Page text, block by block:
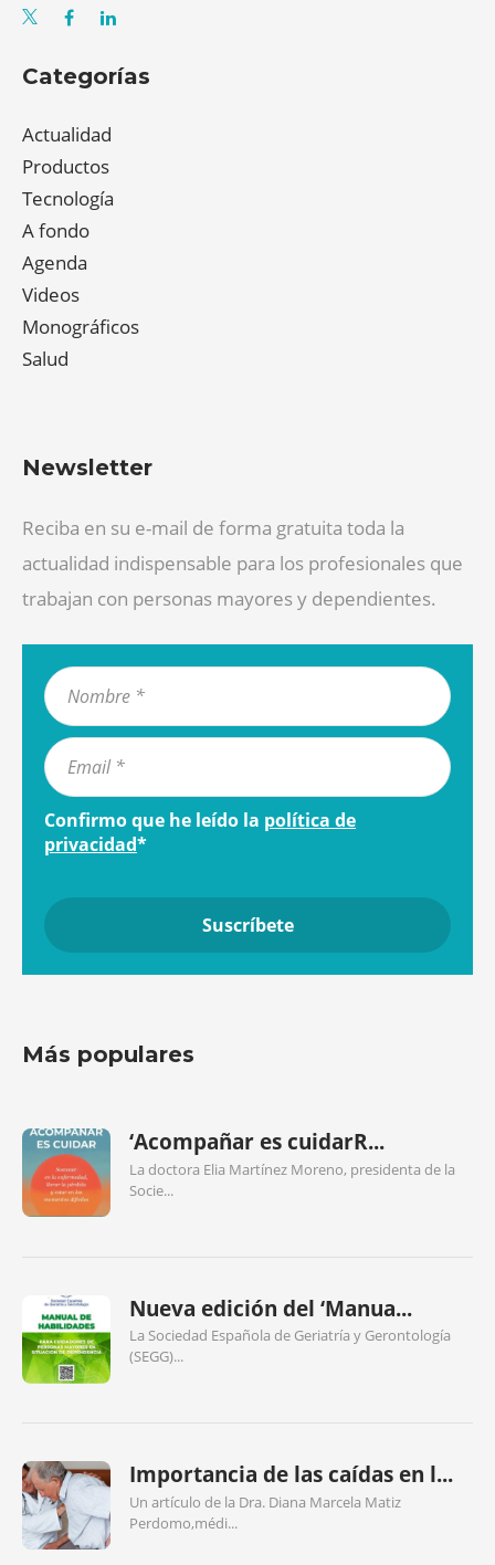
Categorías
Actualidad
Productos
Tecnología
A fondo
Agenda
Videos
Monográficos
Salud
Newsletter
Reciba en su e-mail de forma gratuita toda la
actualidad indispensable para los profesionales que
trabajan con personas mayores y dependientes.
Confirmo que he leído la política de
privacidad*
Más populares
‘Acompañar es cuidarR...
La doctora Elia Martínez Moreno, presidenta de la
Socie...
Nueva edición del ‘Manua...
La Sociedad Española de Geriatría y Gerontología
(SEGG)...
Importancia de las caídas en l...
Un artículo de la Dra. Diana Marcela Matiz
Perdomo,médi...